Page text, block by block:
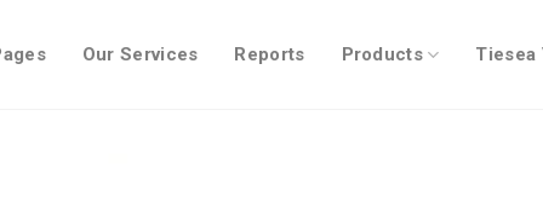
Our Services Reports Products Tiesea